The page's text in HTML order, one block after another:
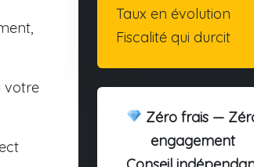
votre
Taux en évolution
Fiscalité qui durcit
Zéro frais —
engagement